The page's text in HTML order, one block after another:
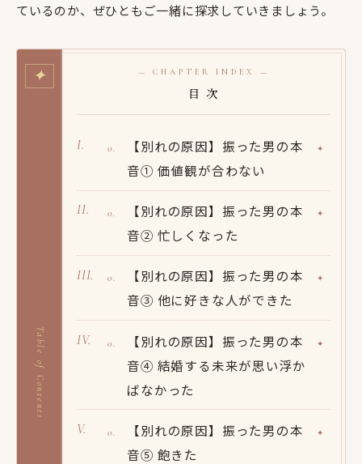
ているのか、ぜひともご一緒に探求していきましょう。
✦
Table of Contents
— CHAPTER INDEX —
目 次
【別れの原因】振った男の本
音① 価値観が合わない
【別れの原因】振った男の本
音② 忙しくなった
【別れの原因】振った男の本
音③ 他に好きな人ができた
【別れの原因】振った男の本
音④ 結婚する未来が思い浮か
ばなかった
【別れの原因】振った男の本
音⑤ 飽きた